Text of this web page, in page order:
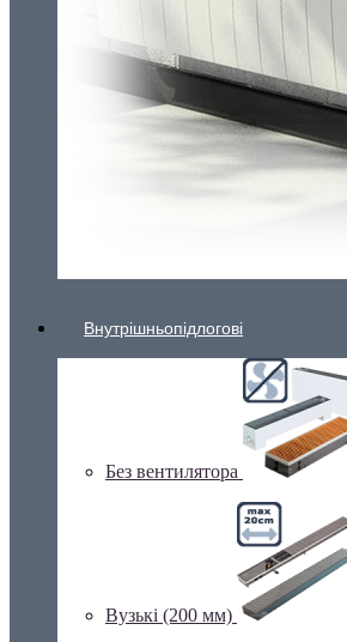
Внутрішньопідлогові
Без вентилятора
Вузькі (200 мм)